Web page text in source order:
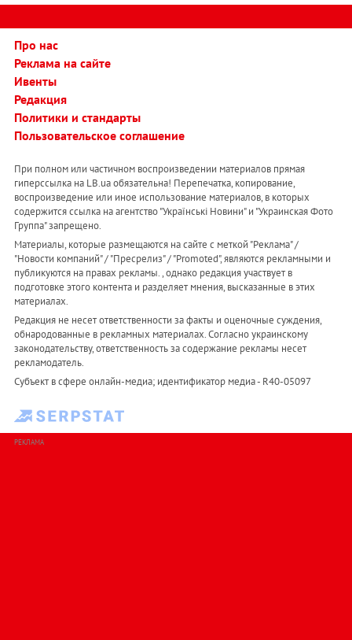
Про нас
Реклама на сайте
Ивенты
Редакция
Политики и стандарты
Пользовательское соглашение
При полном или частичном воспроизведении материалов прямая
гиперссылка на LB.ua обязательна! Перепечатка, копирование,
воспроизведение или иное использование материалов, в которых
содержится ссылка на агентство "Українськi Новини" и "Украинская Фото
Группа" запрещено.
Материалы, которые размещаются на сайте с меткой "Реклама" /
"Новости компаний" / "Пресрелиз" / "Promoted", являются рекламными и
публикуются на правах рекламы. , однако редакция участвует в
подготовке этого контента и разделяет мнения, высказанные в этих
материалах.
Редакция не несет ответственности за факты и оценочные суждения,
обнародованные в рекламных материалах. Согласно украинскому
законодательству, ответственность за содержание рекламы несет
рекламодатель.
Субъект в сфере онлайн-медиа; идентификатор медиа - R40-05097
РЕКЛАМА